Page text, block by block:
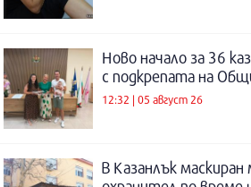
Ново начало за 36
с подкрепата на
12:32 | 05 август 26
В Казанлък